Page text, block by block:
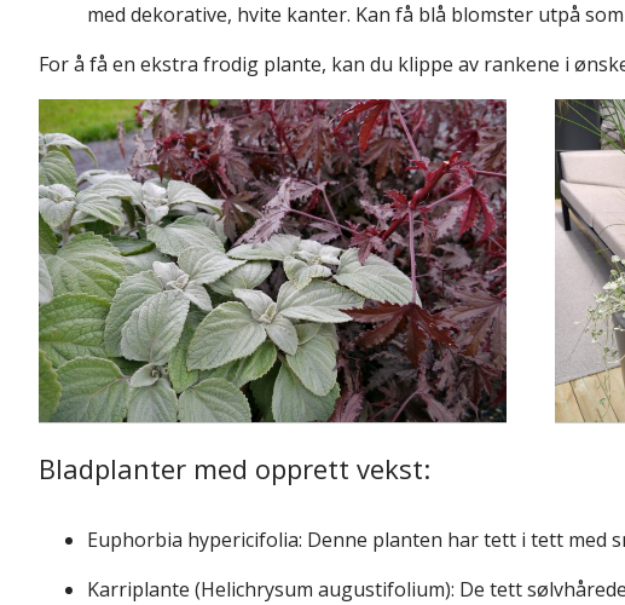
med dekorative, hvite kanter. Kan få blå blomster utpå
For å få en ekstra frodig plante, kan du klippe av rankene i
Bladplanter med opprett vekst:
Euphorbia hypericifolia: Denne planten har tett i tett med
Karriplante (Helichrysum augustifolium): De tett